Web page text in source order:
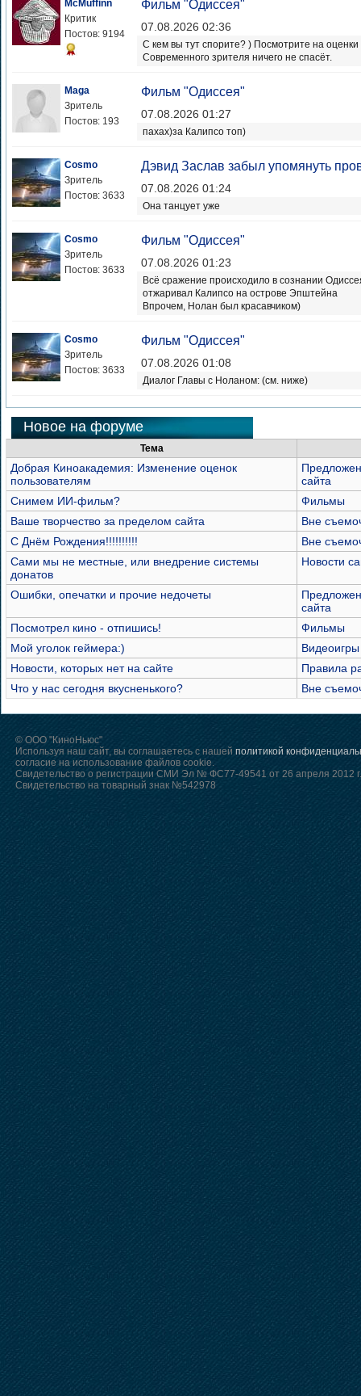
McMuffinn
Критик
Постов: 9194
Фильм "Одиссея"
07.08.2026 02:36
С кем вы тут спорите? ) Посмотрите на
Современного зрителя ничего не спасёт.
Maga
Зритель
Постов: 193
Фильм "Одиссея"
07.08.2026 01:27
пахах)за Калипсо топ)
Cosmo
Зритель
Постов: 3633
Дэвид Заслав забыл упомянуть
07.08.2026 01:24
Она танцует уже
Cosmo
Зритель
Постов: 3633
Фильм "Одиссея"
07.08.2026 01:23
Всё сражение происходило в сознании
отжаривал Калипсо на острове Эпштейна
Впрочем, Нолан был красавчиком)
Cosmo
Зритель
Постов: 3633
Фильм "Одиссея"
07.08.2026 01:08
Диалог Главы с Ноланом: (см. ниже)
Новое на форуме
Тема
Добрая Киноакадемия: Изменение оценок
пользователям
сайта
Снимем ИИ-фильм?
Фильмы
Ваше творчество за пределом сайта
Вне
С Днём Рождения!!!!!!!!!!
Вне
Сами мы не местные, или внедрение системы
донатов
Новости
Ошибки, опечатки и прочие недочеты
сайта
Посмотрел кино - отпишись!
Фильмы
Мой уголок геймера:)
Видеоигры
Новости, которых нет на сайте
Правила
Что у нас сегодня вкусненького?
Вне
© ООО "КиноНьюс"
Используя наш сайт, вы соглашаетесь с нашей политикой
согласие на использование файлов cookie.
Свидетельство о регистрации СМИ Эл № ФС77-49541 от 26 апреля 2012 г.
Свидетельство на товарный знак №542978